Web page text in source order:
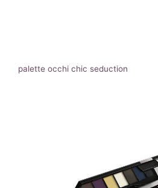
palette occhi chic seduction